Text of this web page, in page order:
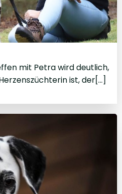
mit Petra wird deutlich,
ist, der[…]